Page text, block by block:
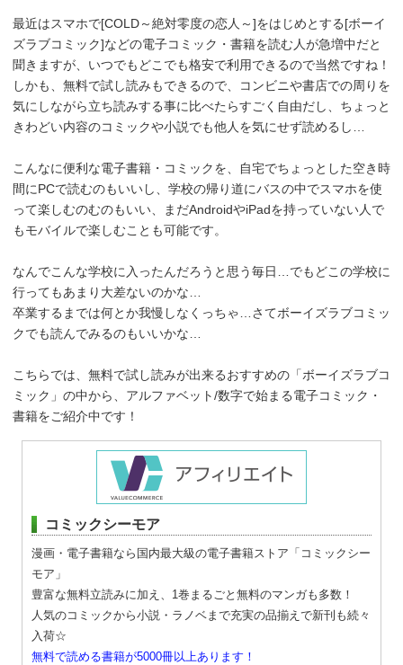
最近はスマホで[COLD～絶対零度の恋人～]をはじめとする[ボーイ
ズラブコミック]などの電子コミック・書籍を読む人が急増中だと
聞きますが、いつでもどこでも格安で利用できるので当然ですね！
しかも、無料で試し読みもできるので、コンビニや書店での周りを
気にしながら立ち読みする事に比べたらすごく自由だし、ちょっと
きわどい内容のコミックや小説でも他人を気にせず読めるし…
こんなに便利な電子書籍・コミックを、自宅でちょっとした空き時
間にPCで読むのもいいし、学校の帰り道にバスの中でスマホを使
って楽しむのむのもいい、まだAndroidやiPadを持っていない人で
もモバイルで楽しむことも可能です。
なんでこんな学校に入ったんだろうと思う毎日…でもどこの学校に
行ってもあまり大差ないのかな…
卒業するまでは何とか我慢しなくっちゃ…さてボーイズラブコミッ
クでも読んでみるのもいいかな…
こちらでは、無料で試し読みが出来るおすすめの「ボーイズラブコ
ミック」の中から、アルファベット/数字で始まる電子コミック・
書籍をご紹介中です！
コミックシーモア
漫画・電子書籍なら国内最大級の電子書籍ストア「コミックシー
モア」
豊富な無料立読みに加え、1巻まるごと無料のマンガも多数！
人気のコミックから小説・ラノベまで充実の品揃えで新刊も続々
入荷☆
無料で読める書籍が5000冊以上あります！